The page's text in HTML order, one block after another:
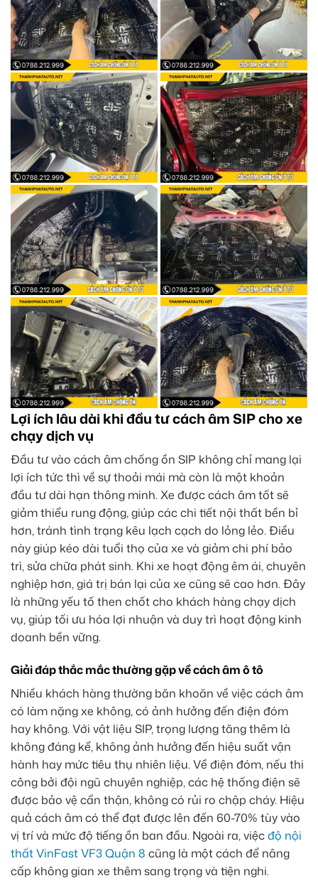
Lợi ích lâu dài khi đầu tư cách âm SIP cho xe
chạy dịch vụ
Đầu tư vào cách âm chống ồn SIP không chỉ mang lại
lợi ích tức thì về sự thoải mái mà còn là một khoản
đầu tư dài hạn thông minh. Xe được cách âm tốt sẽ
giảm thiểu rung động, giúp các chi tiết nội thất bền bỉ
hơn, tránh tình trạng kêu lạch cạch do lỏng lẻo. Điều
này giúp kéo dài tuổi thọ của xe và giảm chi phí bảo
trì, sửa chữa phát sinh. Khi xe hoạt động êm ái, chuyên
nghiệp hơn, giá trị bán lại của xe cũng sẽ cao hơn. Đây
là những yếu tố then chốt cho khách hàng chạy dịch
vụ, giúp tối ưu hóa lợi nhuận và duy trì hoạt động kinh
doanh bền vững.
Giải đáp thắc mắc thường gặp về cách âm ô tô
Nhiều khách hàng thường băn khoăn về việc cách âm
có làm nặng xe không, có ảnh hưởng đến điện đóm
hay không. Với vật liệu SIP, trọng lượng tăng thêm là
không đáng kể, không ảnh hưởng đến hiệu suất vận
hành hay mức tiêu thụ nhiên liệu. Về điện đóm, nếu thi
công bởi đội ngũ chuyên nghiệp, các hệ thống điện sẽ
được bảo vệ cẩn thận, không có rủi ro chập cháy. Hiệu
quả cách âm có thể đạt được lên đến 60-70% tùy vào
vị trí và mức độ tiếng ồn ban đầu. Ngoài ra, việcđộ nội
thất VinFast VF3 Quận 8 cũng là một cách để nâng
cấp không gian xe thêm sang trọng và tiện nghi.